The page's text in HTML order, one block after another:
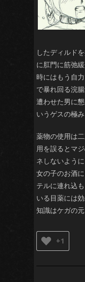
したディルド
に肛門に筋弛
時にはもう自
で暴れ回る浣
遭わせた男に
いうゲスの極み
薬物の使用は
用を誤るとマ
ネしないよう
女の子のお酒
テルに連れ込
いる目薬には
知識はケガの元
+1